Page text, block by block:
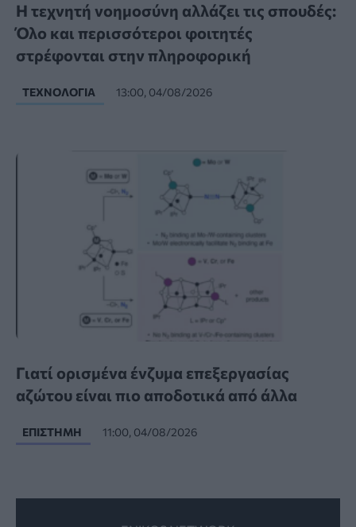
Η τεχνητή νοημοσύνη αλλάζει τις σπουδές:
Όλο και περισσότεροι φοιτητές
στρέφονται στην πληροφορική
ΤΕΧΝΟΛΟΓΊΑ 13:00, 04/08/2026
Γιατί ορισμένα ένζυμα επεξεργασίας
αζώτου είναι πιο αποδοτικά από άλλα
ΕΠΙΣΤΉΜΗ 11:00, 04/08/2026